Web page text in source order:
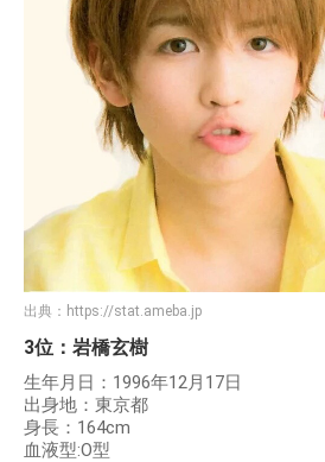
出典： https://stat.ameba.jp
3位：岩橋玄樹
生年月日：1996年12月17日
出身地：東京都
身長：164cm
血液型:O型